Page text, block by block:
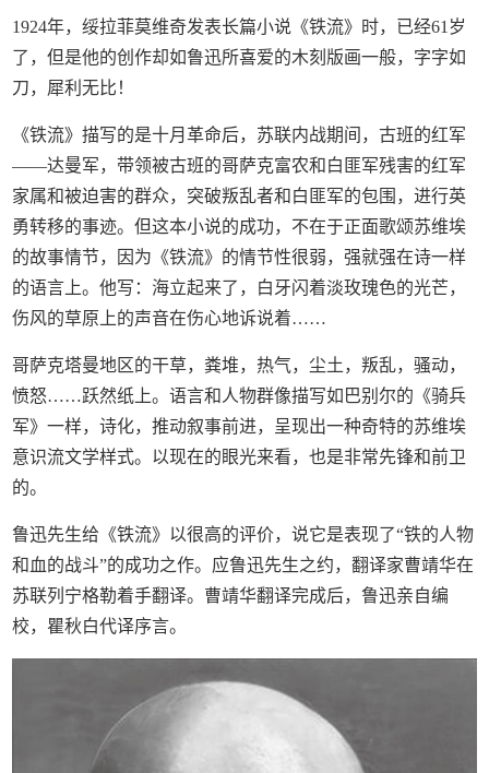
1924年，绥拉菲莫维奇发表长篇小说《铁流》时，已经61岁
了，但是他的创作却如鲁迅所喜爱的木刻版画一般，字字如
刀，犀利无比！
《铁流》描写的是十月革命后，苏联内战期间，古班的红军
——达曼军，带领被古班的哥萨克富农和白匪军残害的红军
家属和被迫害的群众，突破叛乱者和白匪军的包围，进行英
勇转移的事迹。但这本小说的成功，不在于正面歌颂苏维埃
的故事情节，因为《铁流》的情节性很弱，强就强在诗一样
的语言上。他写：海立起来了，白牙闪着淡玫瑰色的光芒，
伤风的草原上的声音在伤心地诉说着……
哥萨克塔曼地区的干草，粪堆，热气，尘土，叛乱，骚动，
愤怒……跃然纸上。语言和人物群像描写如巴别尔的《骑兵
军》一样，诗化，推动叙事前进，呈现出一种奇特的苏维埃
意识流文学样式。以现在的眼光来看，也是非常先锋和前卫
的。
鲁迅先生给《铁流》以很高的评价，说它是表现了“铁的人物
和血的战斗”的成功之作。应鲁迅先生之约，翻译家曹靖华在
苏联列宁格勒着手翻译。曹靖华翻译完成后，鲁迅亲自编
校，瞿秋白代译序言。